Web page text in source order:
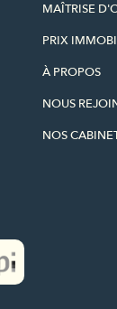
MAÎTRISE
PRIX
À PROPOS
NOUS
NOS